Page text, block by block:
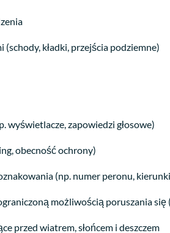
kładki, przejścia podziemne)
wyświetlacze, zapowiedzi głosowe)
obecność ochrony)
(np. numer peronu,
możliwością poruszania
przed wiatrem, słońcem i deszczem